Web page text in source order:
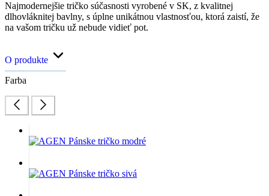
Najmodernejšie tričko súčasnosti vyrobené v SK, z kvalitnej
dlhovláknitej bavlny, s úplne unikátnou vlastnosťou, ktorá zaistí, že
na vašom tričku už nebude vidieť pot.
O produkte
Farba